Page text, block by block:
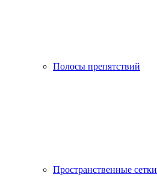
Полосы препятствий
Пространственные сетки